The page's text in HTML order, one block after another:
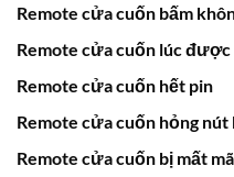
Remote cửa cuốn bấm
Remote cửa cuốn lúc được
Remote cửa cuốn hết pin
Remote cửa cuốn hỏng nút
Remote cửa cuốn bị mất mã